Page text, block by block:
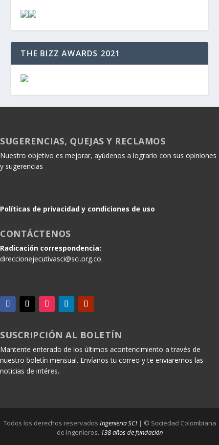
THE BIZZ AWARDS 2021
SUGERENCIAS, QUEJAS Y RECLAMOS
Nuestro objetivo es mejorar, ayúdenos a lograrlo con sus opiniones
y sugerencias
Políticas de privacidad y condiciones de uso
CONTÁCTENOS
Radicación correspondencia:
direccionejecutivasci@sci.org.co
SUSCRIPCIÓN AL BOLETÍN
Mantente enterado de los últimos acontencimiento a través de
nuestro boletín mensual. Envíanos tu correo y te enviaremos las
noticias de intéres.
Todos los derechos reservados Ingenieria SCI | © Sociedad Colombiana
de Ingenieros. 138 años de fundación